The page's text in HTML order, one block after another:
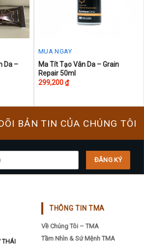
Da –
MUA NGAY
Ma Tít Tạo Vân Da – Grain
Repair 50ml
299,200₫
BẢN TIN CỦA CHÚNG TÔI
THÁI
THÔNG TIN TMA
Về Chúng Tôi – TMA
Tầm Nhìn & Sứ Mệnh TMA